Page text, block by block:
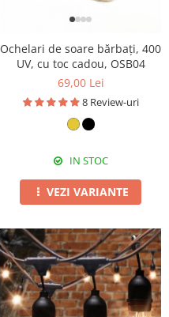
Ochelari de soare bărbați, 400
UV, cu toc cadou, OSB04
69,00 Lei
8 Review-uri
IN STOC
VEZI VARIANTE